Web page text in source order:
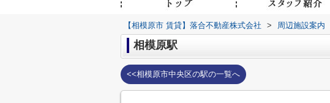
【相模原市 賃貸】落合不動産株式会社 > 周辺施設案内
相模原駅
<<相模原市中央区の駅の一覧へ